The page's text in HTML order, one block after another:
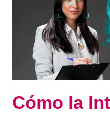
Cómo la
revolucionando
ciencia
salud:
aplicaciones
avances
diagnóstico
y